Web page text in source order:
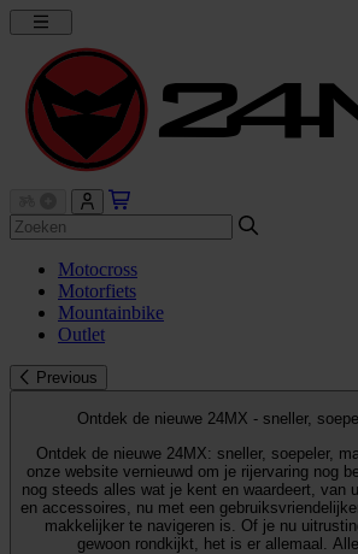
Motocross
Motorfiets
Mountainbike
Outlet
Previous
Ontdek de nieuwe 24MX - sneller,
Ontdek de nieuwe 24MX: sneller, soepeler, makkelijker.
onze website vernieuwd om je rijervaring nog
nog steeds alles wat je kent en waardeert, van
en accessoires, nu met een
makkelijker te navigeren is. Of je nu
gewoon rondkijkt, het is er allemaal.